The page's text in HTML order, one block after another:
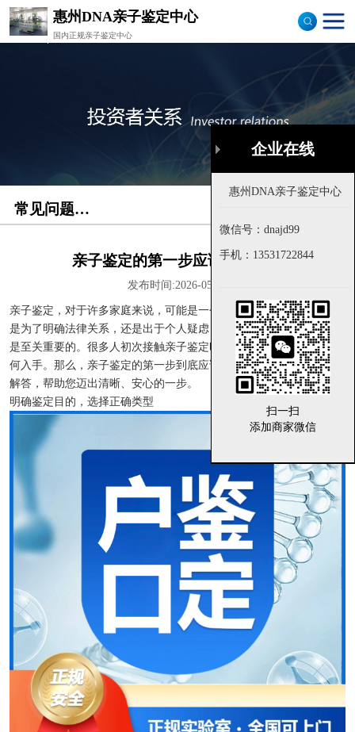
惠州DNA亲子鉴定中心
国内正规亲子鉴定中心
常见问题解答
亲子鉴定的第一步应该做什么？
发布时间:2026-05-22
亲子鉴定，对于许多家庭来说，可能是一个陌生而敏感的话题。无论
是为了明确法律关系，还是出于个人疑虑，了解亲子鉴定的正确流程
是至关重要的。很多人初次接触亲子鉴定时，往往感到困惑，不知从
何入手。那么，亲子鉴定的第一步到底应该做什么？本文将为您详细
解答，帮助您迈出清晰、安心的一步。
明确鉴定目的，选择正确类型
落户亲子鉴定
样本采集
企业在线
微信号：dnajd99
手机： 13531722844
扫一扫
添加商家微信
企业在线
微信号：dnajd99
手机： 13531722844
扫一扫
添加商家微信